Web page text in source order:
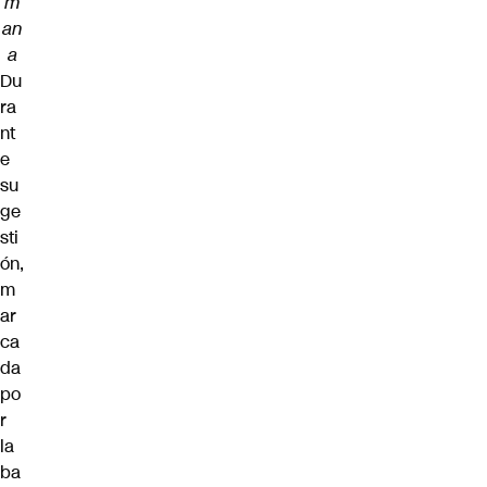
an
a
Du
ra
nt
e
su
ge
sti
ón,
m
ar
ca
da
po
r
la
ba